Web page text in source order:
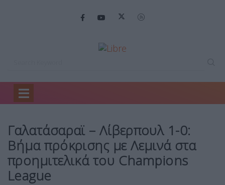
Home
Γαλατάσαραϊ – Λίβερπουλ 1-0:
Βήμα πρόκρισης με Λεμινά στα
προημιτελικά του Champions
League